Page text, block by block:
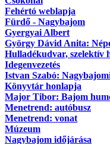
Fehértó weblapja
Fürdő - Nagybajom
Gyergyai Albert
György Dávid Anita:
Hulladékudvar, szelektív
Idegenvezetés
Istvan Szabó:
Könyvtár honlapja
Major Tibor: Bajom
Menetrend: autóbusz
Menetrend: vonat
Múzeum
Nagybajom időjárása